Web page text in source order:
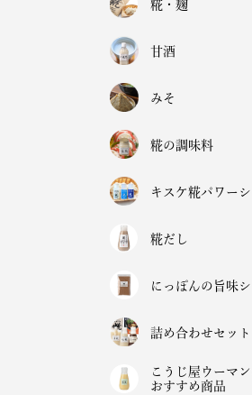
糀・麹
甘酒
みそ
糀の調味料
キスケ糀パワー
糀だし
にっぽんの旨味
詰め合わせセット
こうじ屋ウーマ
おすすめ商品